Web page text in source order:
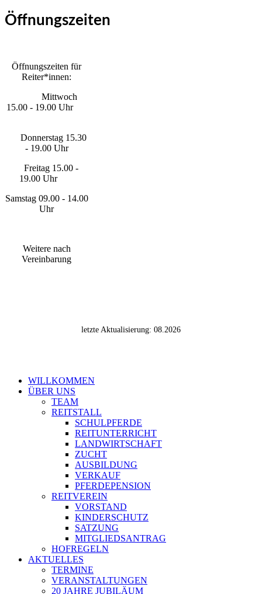
Öffnungszeiten
Öffnungszeiten für
Reiter*innen:
Mittwoch
15.00 - 19.00 Uhr
Donnerstag 15.30
- 19.00 Uhr
Freitag 15.00 -
19.00 Uhr
Samstag 09.00 - 14.00
Uhr
Weitere nach
Vereinbarung
letzte Aktualisierung: 08.2026
WILLKOMMEN
ÜBER UNS
TEAM
REITSTALL
SCHULPFERDE
REITUNTERRICHT
LANDWIRTSCHAFT
ZUCHT
AUSBILDUNG
VERKAUF
PFERDEPENSION
REITVEREIN
VORSTAND
KINDERSCHUTZ
SATZUNG
MITGLIEDSANTRAG
HOFREGELN
AKTUELLES
TERMINE
VERANSTALTUNGEN
20 JAHRE JUBILÄUM